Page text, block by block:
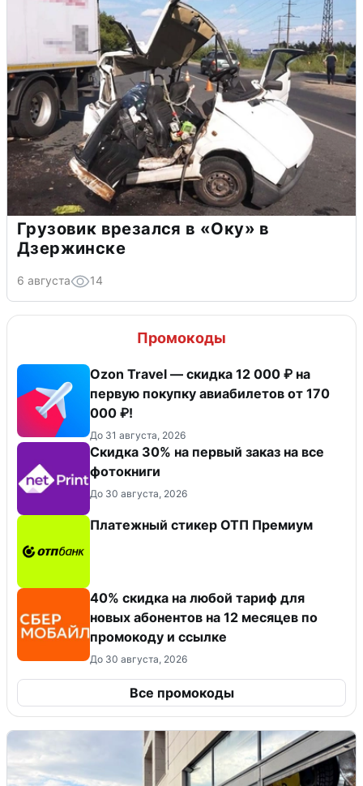
Грузовик врезался в «Оку» в
Дзержинске
6 августа 14
Промокоды
Ozon Travel — скидка 12 000 ₽ на
первую покупку авиабилетов от 170
000 ₽!
До 31 августа, 2026
Cкидка 30% на первый заказ на все
фотокниги
До 30 августа, 2026
Платежный стикер ОТП Премиум
40% скидка на любой тариф для
новых абонентов на 12 месяцев по
промокоду и ссылке
До 30 августа, 2026
Все промокоды